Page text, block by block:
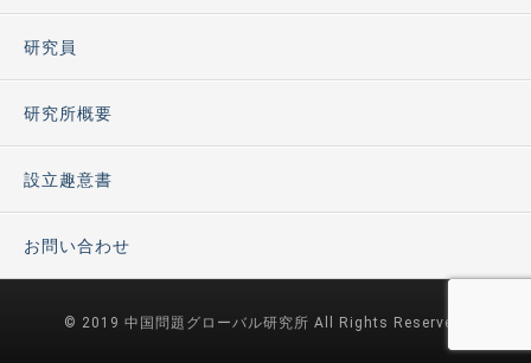
研究員
研究所概要
設立趣意書
お問い合わせ
© 2019 中国問題グローバル研究所 All Rights Reserved.